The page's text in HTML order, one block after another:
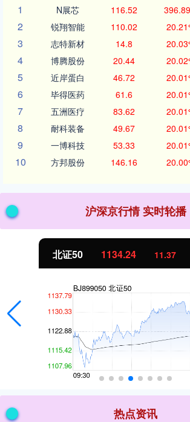
1
N展芯 116.52
2 锐翔智能 110.02
3 志特新材 14.8
4 博腾股份 20.44
5 近岸蛋白 46.72
6 毕得医药 61.6
7 五洲医疗 83.62
8 耐科装备 49.67
9 一博科技 53.33
10 方邦股份 146.16
沪深京行情 实时轮播
北证50 1134.24 11.37
热点资讯